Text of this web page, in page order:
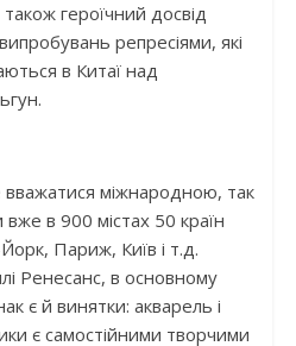
героїчний досвід
репресіями, які
в Китаї над
вважатися міжнародною, так
в 900 містах 50 країн
Париж, Київ і т.д.
Ренесанс, в основному
є й винятки: акварель і
є самостійними творчими